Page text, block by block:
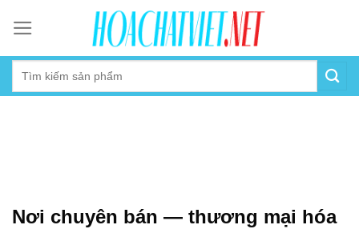
content
Nơi chuyên bán — thương mại hóa